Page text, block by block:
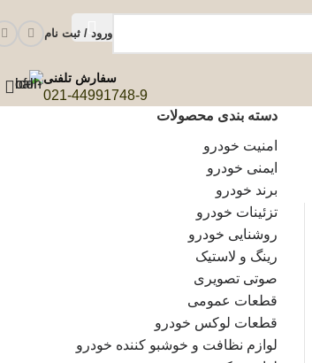
ورود / ثبت نام
سفارش تلفنی
021-44991748-9
دسته بندی محصولات
امنیت خودرو
ایمنی خودرو
برند خودرو
تزئینات خودرو
روشنایی خودرو
رینگ و لاستیک
صوتی تصویری
قطعات عمومی
قطعات لوکس خودرو
لوازم نظافت و خوشبو کننده خودرو